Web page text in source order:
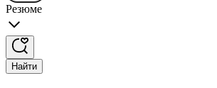
Резюме
Найти